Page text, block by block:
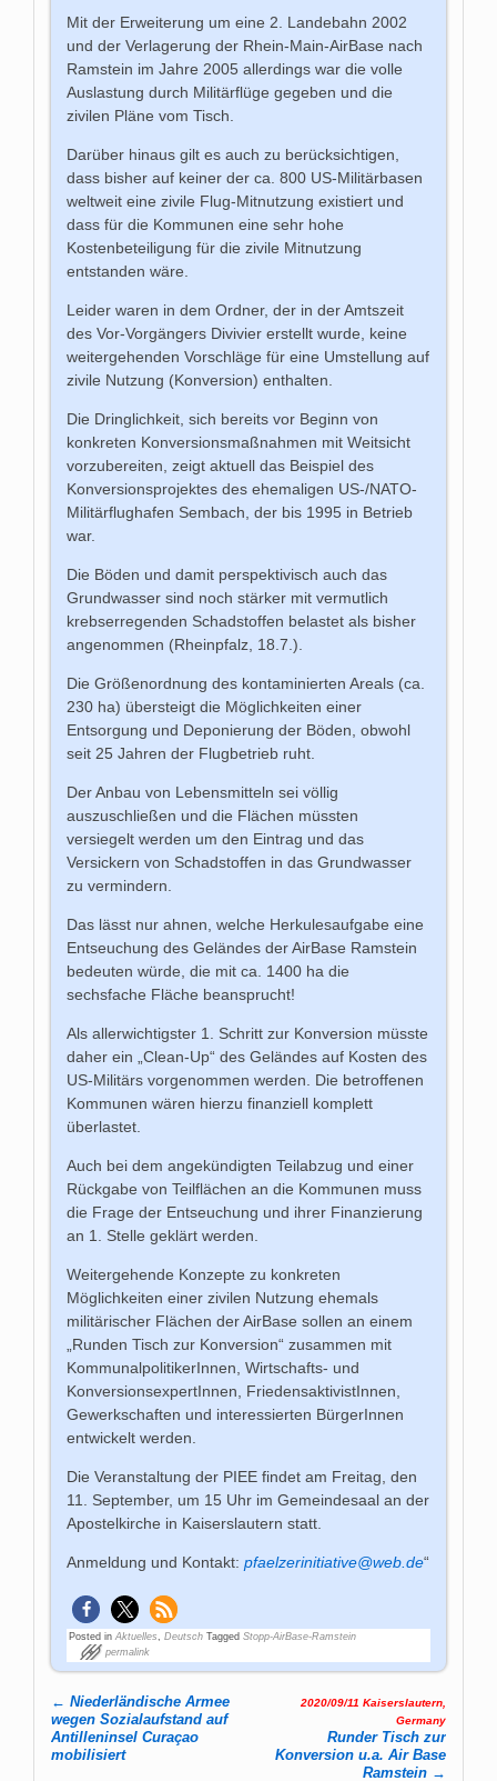
Mit der Erweiterung um eine 2. Landebahn 2002
und der Verlagerung der Rhein-Main-AirBase nach
Ramstein im Jahre 2005 allerdings war die volle
Auslastung durch Militärflüge gegeben und die
zivilen Pläne vom Tisch.
Darüber hinaus gilt es auch zu berücksichtigen,
dass bisher auf keiner der ca. 800 US-Militärbasen
weltweit eine zivile Flug-Mitnutzung existiert und
dass für die Kommunen eine sehr hohe
Kostenbeteiligung für die zivile Mitnutzung
entstanden wäre.
Leider waren in dem Ordner, der in der Amtszeit
des Vor-Vorgängers Divivier erstellt wurde, keine
weitergehenden Vorschläge für eine Umstellung auf
zivile Nutzung (Konversion) enthalten.
Die Dringlichkeit, sich bereits vor Beginn von
konkreten Konversionsmaßnahmen mit Weitsicht
vorzubereiten, zeigt aktuell das Beispiel des
Konversionsprojektes des ehemaligen US-/NATO-
Militärflughafen Sembach, der bis 1995 in Betrieb
war.
Die Böden und damit perspektivisch auch das
Grundwasser sind noch stärker mit vermutlich
krebserregenden Schadstoffen belastet als bisher
angenommen (Rheinpfalz, 18.7.).
Die Größenordnung des kontaminierten Areals (ca.
230 ha) übersteigt die Möglichkeiten einer
Entsorgung und Deponierung der Böden, obwohl
seit 25 Jahren der Flugbetrieb ruht.
Der Anbau von Lebensmitteln sei völlig
auszuschließen und die Flächen müssten
versiegelt werden um den Eintrag und das
Versickern von Schadstoffen in das Grundwasser
zu vermindern.
Das lässt nur ahnen, welche Herkulesaufgabe eine
Entseuchung des Geländes der AirBase Ramstein
bedeuten würde, die mit ca. 1400 ha die
sechsfache Fläche beansprucht!
Als allerwichtigster 1. Schritt zur Konversion müsste
daher ein „Clean-Up“ des Geländes auf Kosten des
US-Militärs vorgenommen werden. Die betroffenen
Kommunen wären hierzu finanziell komplett
überlastet.
Auch bei dem angekündigten Teilabzug und einer
Rückgabe von Teilflächen an die Kommunen muss
die Frage der Entseuchung und ihrer Finanzierung
an 1. Stelle geklärt werden.
Weitergehende Konzepte zu konkreten
Möglichkeiten einer zivilen Nutzung ehemals
militärischer Flächen der AirBase sollen an einem
„Runden Tisch zur Konversion“ zusammen mit
KommunalpolitikerInnen, Wirtschafts- und
KonversionsexpertInnen, FriedensaktivistInnen,
Gewerkschaften und interessierten BürgerInnen
entwickelt werden.
Die Veranstaltung der PIEE findet am Freitag, den
11. September, um 15 Uhr im Gemeindesaal an der
Apostelkirche in Kaiserslautern statt.
Anmeldung und Kontakt:pfaelzerinitiative@web.de“
Posted in Aktuelles ,Deutsch Tagged Stopp-AirBase-Ramstein
permalink
Post navigation
← Niederländische Armee
wegen Sozialaufstand auf
Antilleninsel Curaçao
mobilisiert
2020/09/11 Kaiserslautern,
Germany
Runder Tisch zur
Konversion u.a. Air Base
Ramstein →